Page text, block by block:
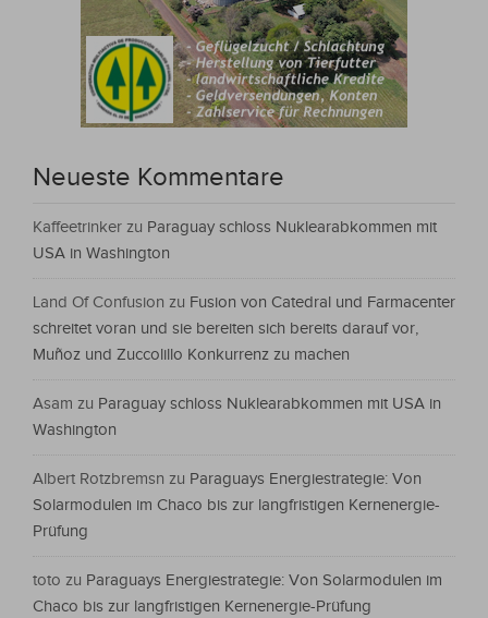
Neueste Kommentare
Kaffeetrinker zu Paraguay schloss Nuklearabkommen mit
USA in Washington
Land Of Confusion zu Fusion von Catedral und Farmacenter
schreitet voran und sie bereiten sich bereits darauf vor,
Muñoz und Zuccolillo Konkurrenz zu machen
Asam zu Paraguay schloss Nuklearabkommen mit USA in
Washington
Albert Rotzbremsn zu Paraguays Energiestrategie: Von
Solarmodulen im Chaco bis zur langfristigen Kernenergie-
Prüfung
toto zu Paraguays Energiestrategie: Von Solarmodulen im
Chaco bis zur langfristigen Kernenergie-Prüfung